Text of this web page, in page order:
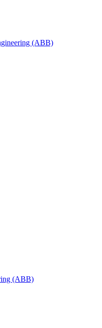
(ABB)
(ABB)